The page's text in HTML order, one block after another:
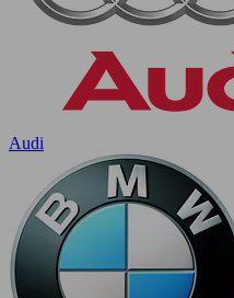
Audi